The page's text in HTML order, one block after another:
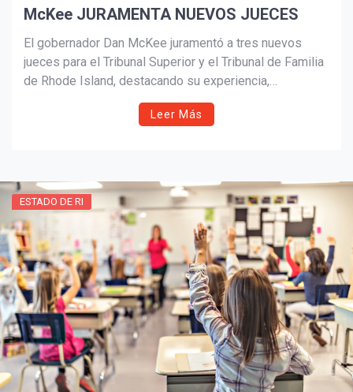
McKee JURAMENTA NUEVOS JUECES
El gobernador Dan McKee juramentó a tres nuevos
jueces para el Tribunal Superior y el Tribunal de Familia
de Rhode Island, destacando su experiencia,
compromiso con la justicia y servicio público en
Leer Más
ESTADO DE RI